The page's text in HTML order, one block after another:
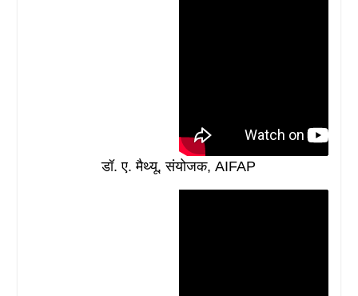
डॉ. ए. मैथ्यू, संयोजक, AIFAP